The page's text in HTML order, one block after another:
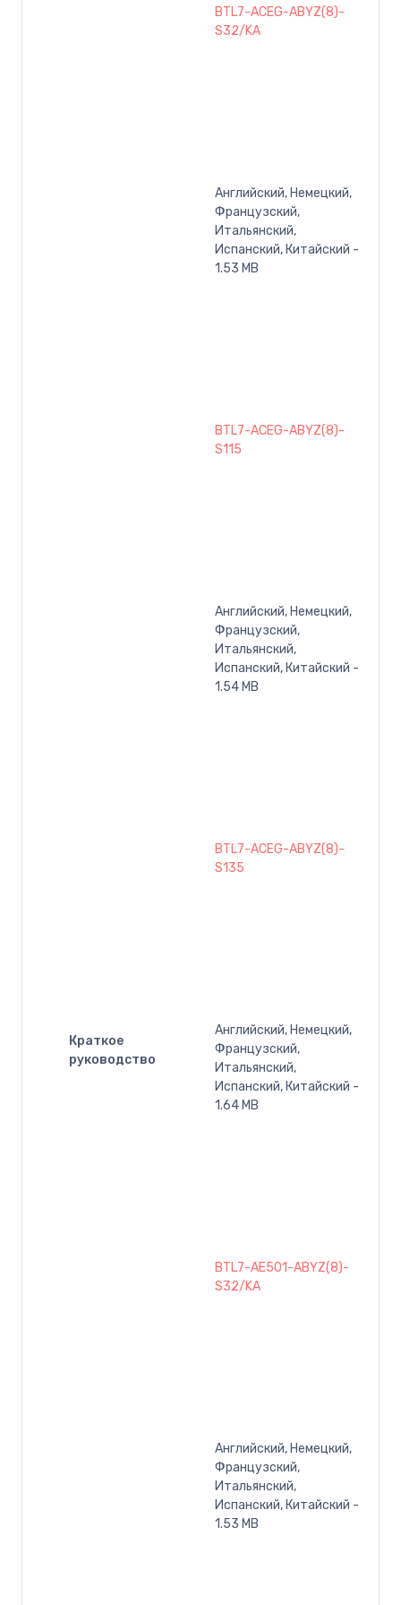
Краткое
руководство
BTL7-ACEG-ABYZ(8)-
S32/KA
Английский, Немецкий,
Французский,
Итальянский,
Испанский, Китайский -
1.53 MB
BTL7-ACEG-ABYZ(8)-
S115
Английский, Немецкий,
Французский,
Итальянский,
Испанский, Китайский -
1.54 MB
BTL7-ACEG-ABYZ(8)-
S135
Английский, Немецкий,
Французский,
Итальянский,
Испанский, Китайский -
1.64 MB
BTL7-AE501-ABYZ(8)-
S32/KA
Английский, Немецкий,
Французский,
Итальянский,
Испанский, Китайский -
1.53 MB